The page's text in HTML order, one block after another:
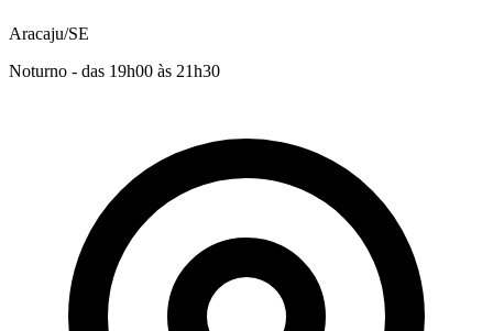
Aracaju/SE
Noturno - das 19h00 às 21h30